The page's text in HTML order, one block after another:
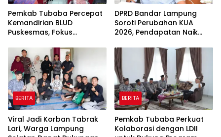
Pemkab Tubaba Percepat
Kemandirian BLUD
Puskesmas, Fokus
Kesehatan
DPRD Bandar Lampung
Soroti Perubahan KUA
2026, Pendapatan Naik
Dipangkas
BERITA
Viral Jadi Korban Tabrak
Lari, Warga Lampung
BERITA
Pemkab Tubaba Perkuat
Kolaborasi dengan LDII